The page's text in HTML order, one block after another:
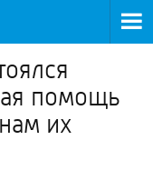
помощь
их